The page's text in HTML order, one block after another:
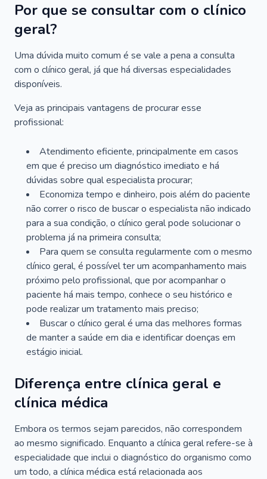
Por que se consultar com o clínico
geral?
Uma dúvida muito comum é se vale a pena a consulta
com o clínico geral, já que há diversas especialidades
disponíveis.
Veja as principais vantagens de procurar esse
profissional:
Atendimento eficiente, principalmente em casos
em que é preciso um diagnóstico imediato e há
dúvidas sobre qual especialista procurar;
Economiza tempo e dinheiro, pois além do paciente
não correr o risco de buscar o especialista não indicado
para a sua condição, o clínico geral pode solucionar o
problema já na primeira consulta;
Para quem se consulta regularmente com o mesmo
clínico geral, é possível ter um acompanhamento mais
próximo pelo profissional, que por acompanhar o
paciente há mais tempo, conhece o seu histórico e
pode realizar um tratamento mais preciso;
Buscar o clínico geral é uma das melhores formas
de manter a saúde em dia e identificar doenças em
estágio inicial.
Diferença entre clínica geral e
clínica médica
Embora os termos sejam parecidos, não correspondem
ao mesmo significado. Enquanto a clínica geral refere-se à
especialidade que inclui o diagnóstico do organismo como
um todo, a clínica médica está relacionada aos